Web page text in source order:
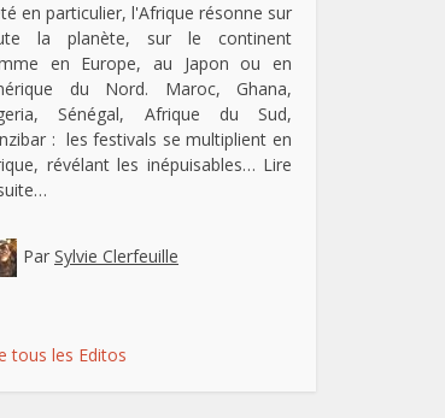
en particulier, l'Afrique résonne sur
la planète, sur le continent
en Europe, au Japon ou en
du Nord. Maroc, Ghana,
Sénégal, Afrique du Sud,
: les festivals se multiplient en
révélant les inépuisables… Lire
Par Sylvie Clerfeuille
tous les Editos